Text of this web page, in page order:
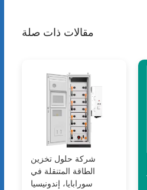
مقالات ذات صلة
شركة حلول تخزين
الطاقة المتنقلة في
سورابايا، إندونيسيا